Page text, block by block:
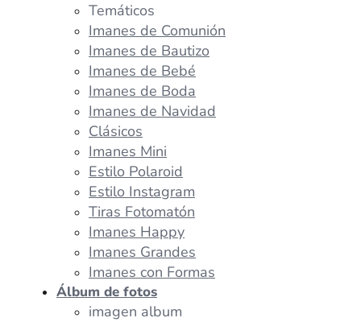
Temáticos
Imanes de Comunión
Imanes de Bautizo
Imanes de Bebé
Imanes de Boda
Imanes de Navidad
Clásicos
Imanes Mini
Estilo Polaroid
Estilo Instagram
Tiras Fotomatón
Imanes Happy
Imanes Grandes
Imanes con Formas
Álbum de fotos
imagen album